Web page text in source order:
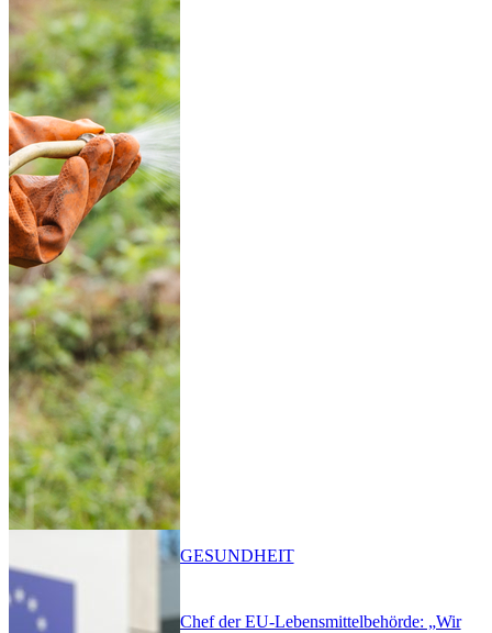
Chef der EU-Lebensmittelbehörde: „Wir
GESUNDHEIT